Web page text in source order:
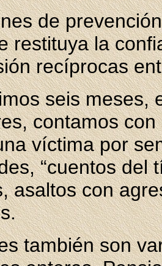
de
restituya la
recíprocas
seis meses,
contamos
víctima por
“cuentos del
asaltos con
también son